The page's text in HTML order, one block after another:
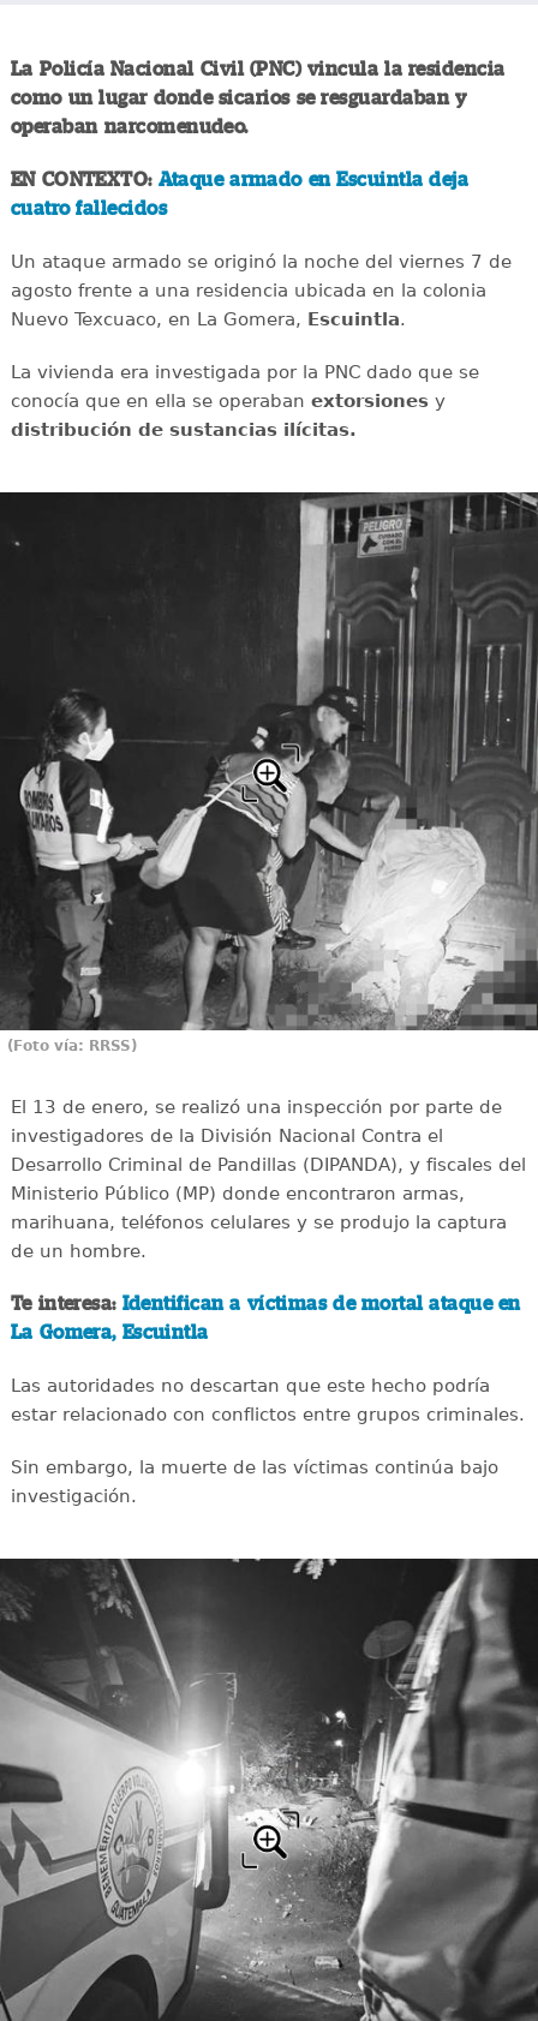
La Policía Nacional Civil (PNC) vincula la residencia
como un lugar donde sicarios se resguardaban y
operaban narcomenudeo.
EN CONTEXTO: Ataque armado en Escuintla deja
cuatro fallecidos
Un ataque armado se originó la noche del viernes 7 de
agosto frente a una residencia ubicada en la colonia
Nuevo Texcuaco, en La Gomera, Escuintla.
La vivienda era investigada por la PNC dado que se
conocía que en ella se operaban extorsionesy
distribución de sustancias ilícitas.
(Foto vía: RRSS)
El 13 de enero, se realizó una inspección por parte de
investigadores de la División Nacional Contra el
Desarrollo Criminal de Pandillas (DIPANDA), y fiscales del
Ministerio Público (MP) donde encontraron armas,
marihuana, teléfonos celulares y se produjo la captura
de un hombre.
Te interesa: Identifican a víctimas de mortal ataque en
La Gomera, Escuintla
Las autoridades no descartan que este hecho podría
estar relacionado con conflictos entre grupos criminales.
Sin embargo, la muerte de las víctimas continúa bajo
investigación.